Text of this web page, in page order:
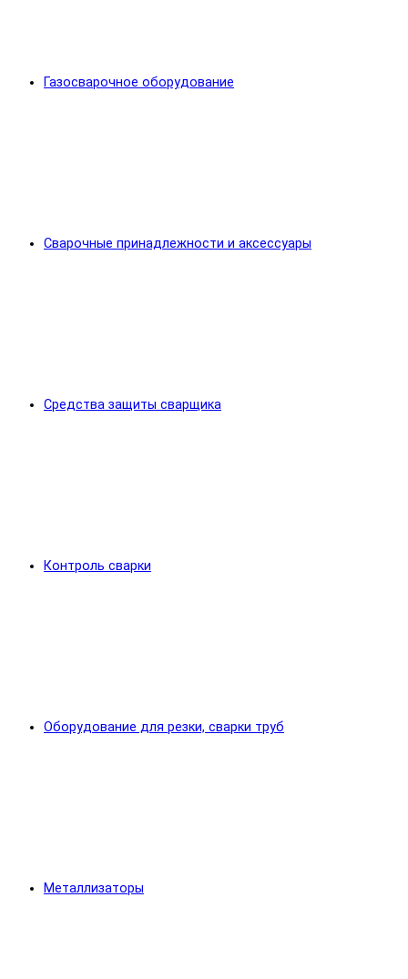
Газосварочное оборудование
Сварочные принадлежности и аксессуары
Средства защиты сварщика
Контроль сварки
Оборудование для резки, сварки труб
Металлизаторы